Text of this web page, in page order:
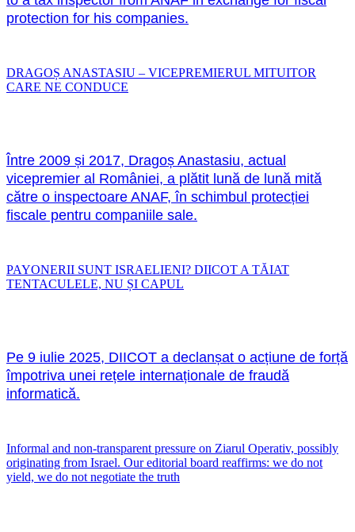
protection for his companies.
DRAGOȘ ANASTASIU – VICEPREMIERUL MITUITOR
CARE NE CONDUCE
Între 2009 și 2017, Dragoș Anastasiu, actual
vicepremier al României, a plătit lună de lună mită
către o inspectoare ANAF, în schimbul protecției
fiscale pentru companiile sale.
PAYONERII SUNT ISRAELIENI? DIICOT A TĂIAT
TENTACULELE, NU ȘI CAPUL
Pe 9 iulie 2025, DIICOT a declanșat o acțiune de forță
împotriva unei rețele internaționale de fraudă
informatică.
Informal and non-transparent pressure on Ziarul Operativ, possibly
originating from Israel. Our editorial board reaffirms: we do not
yield, we do not negotiate the truth